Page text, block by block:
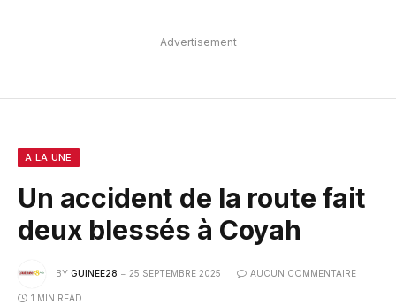
Advertisement
A LA UNE
Un accident de la route fait
deux blessés à Coyah
BY GUINEE28 25 SEPTEMBRE 2025 AUCUN COMMENTAIRE
1 MIN READ